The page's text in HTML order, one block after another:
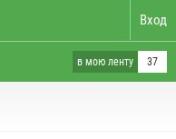
Вход
в мою ленту 37